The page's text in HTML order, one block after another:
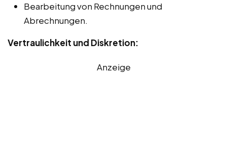
Bearbeitung von Rechnungen und
Abrechnungen.
Vertraulichkeit und Diskretion:
Anzeige